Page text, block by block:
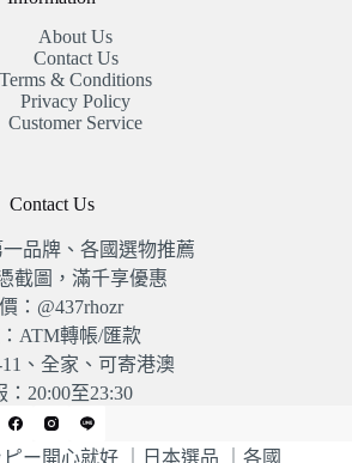
About Us
Contact Us
Terms & Conditions
Privacy Policy
Customer Service
Contact Us
一品牌、各國選物推薦
截圖，滿千享優惠
：@437rhozr
ATM轉帳/匯款
、全家、可寄港澳
：20:00至23:30
ー開心就好 ｜日本選品 ｜各國